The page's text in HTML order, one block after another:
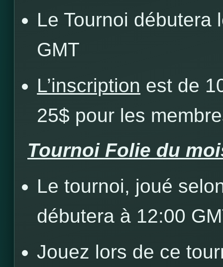
Le Tournoi débutera
GMT
L’inscription est de
25$ pour les
Tournoi Folie du
Le tournoi, joué
débutera à 12:00
Jouez lors de ce